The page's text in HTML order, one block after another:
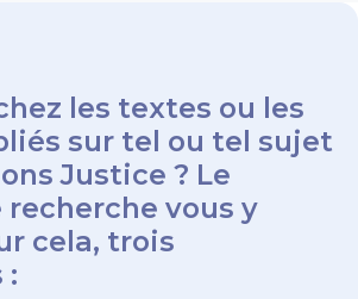
les textes ou les
sur tel ou tel sujet
Justice ? Le
vous y
cela, trois
: